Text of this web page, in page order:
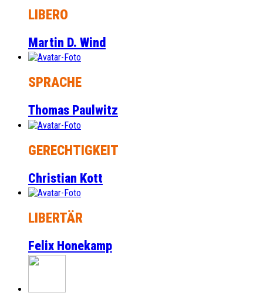
LIBERO
Martin D. Wind
SPRACHE
Thomas Paulwitz
GERECHTIGKEIT
Christian Kott
LIBERTÄR
Felix Honekamp